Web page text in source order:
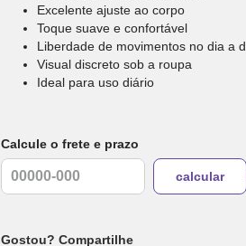
Excelente ajuste ao corpo
Toque suave e confortável
Liberdade de movimentos no dia a
Visual discreto sob a roupa
Ideal para uso diário
Calcule o frete e prazo
Gostou? Compartilhe